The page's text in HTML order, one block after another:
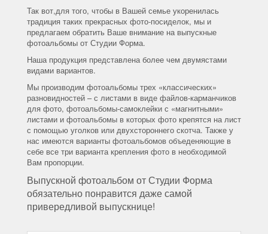
Так вот,для того, чтобы в Вашей семье укоренилась
традиция таких прекрасных фото-посиделок, мы и
предлагаем обратить Ваше внимание на выпускные
фотоальбомы от Студии Форма.
Наша продукция представлена более чем двумястами
видами вариантов.
Мы производим фотоальбомы трех «классических»
разновидностей – с листами в виде файлов-карманчиков
для фото, фотоальбомы-самоклейки с «магнитными»
листами и фотоальбомы в которых фото крепятся на лист
с помощью уголков или двухстороннего скотча. Также у
нас имеются варианты фотоальбомов объеденяющие в
себе все три варианта крепления фото в необходимой
Вам пропорции.
Выпускной фотоальбом от Студии Форма
обязательно понравится даже самой
привередливой выпускнице!